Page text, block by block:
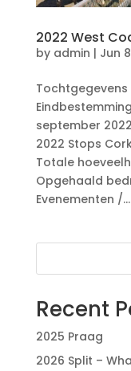
2022 West
by admin | Jun
Tochtgegevens
september
2022 Stops
Totale
Opgehaald
Evenementen /...
Recent
2025 Praag
2026 Split –